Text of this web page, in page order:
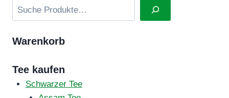
Suchen
Warenkorb
Tee kaufen
Schwarzer Tee